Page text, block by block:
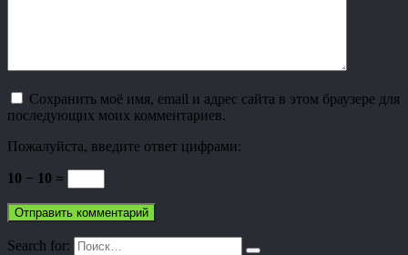
Сохранить моё имя, email и адрес сайта в этом браузере для
последующих моих комментариев.
Пожалуйста, введите ответ цифрами:
10 − 10 =
Search for: